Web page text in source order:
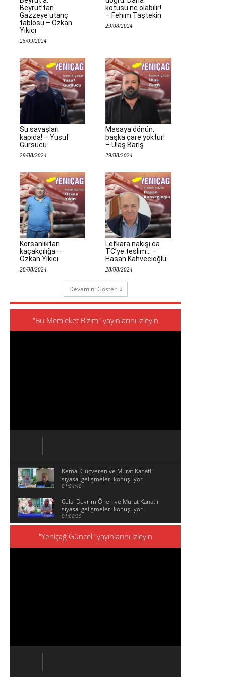
Beyrut’tan
Gazzeye utanç
tablosu – Özkan
Yıkıcı
25/09/2024
kötüsü ne olabilir!
– Fehim Taştekin
29/08/2024
Su savaşları
kapıda! – Yusuf
Gürsucu
29/08/2024
Masaya dönün,
başka çare yoktur!
– Ulaş Barış
29/08/2024
Korsanlıktan
kaçakçılığa –
Özkan Yıkıcı
28/08/2024
Lefkara nakışı da
TC’ye teslim… –
Hasan Kahvecioğlu
28/08/2024
Devamını Göster
"Bu Memleket Bizim" yayınlarını izleyin
Kemal Güçveren ve Murat Kanatlı
siyasal gelişmeleri konuşuyor
01:04:48
Celal Devrim Önen ve Murat Kanatlı
siyasal gelişmeleri konuşuyor
01:08:35
"Yeniçağ Güncel" yayınlarını izleyin